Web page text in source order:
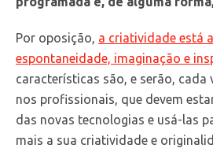
Por oposição, a criatividade está
espontaneidade, imaginação e
características são, e serão, cada
nos profissionais, que devem
das novas tecnologias e usá-las
mais a sua criatividade e